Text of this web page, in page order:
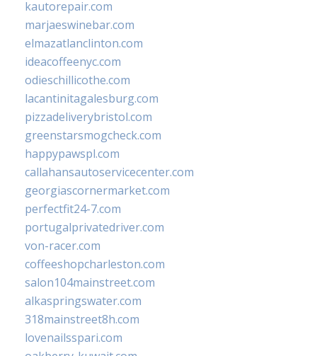
kautorepair.com
marjaeswinebar.com
elmazatlanclinton.com
ideacoffeenyc.com
odieschillicothe.com
lacantinitagalesburg.com
pizzadeliverybristol.com
greenstarsmogcheck.com
happypawspl.com
callahansautoservicecenter.com
georgiascornermarket.com
perfectfit24-7.com
portugalprivatedriver.com
von-racer.com
coffeeshopcharleston.com
salon104mainstreet.com
alkaspringswater.com
318mainstreet8h.com
lovenailsspari.com